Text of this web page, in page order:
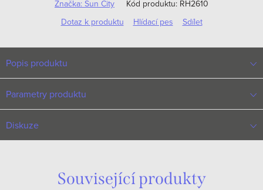
Značka: Sun City Kód produktu: RH2610
Dotaz k produktu
Hlídací pes Sdílet
Popis produktu
Parametry produktu
Diskuze
Související produkty